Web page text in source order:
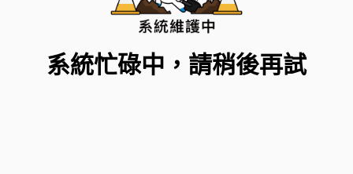
系統忙碌中，請稍後再試